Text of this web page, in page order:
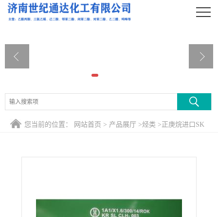
公司介绍
产品展厅
证书荣誉
您当前的位置： 网站首页 > 产品展厅 >烃类 > 正庚烷进口SK